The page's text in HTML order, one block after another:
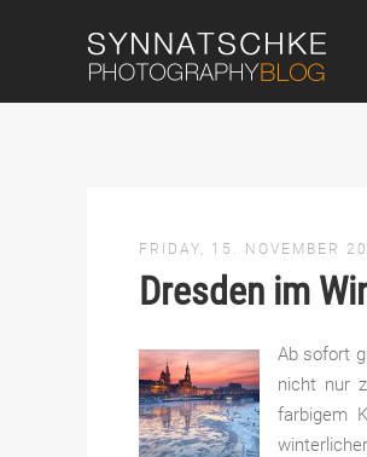
FRIDAY, 15. NOVEMBER
Dresden im
Ab sofort
nicht nur
farbigem